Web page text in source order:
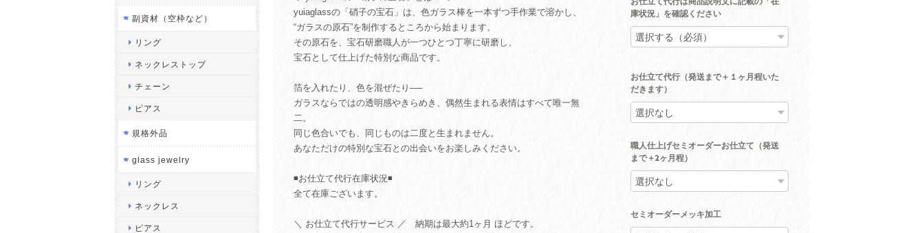
yuiaglassの「硝子の宝石」は、色ガラス棒を一本ずつ手作業で溶かし、
“ガラスの原石”を制作するところから始まります。
その原石を、宝石研磨職人が一つひとつ丁寧に研磨し、
宝石として仕上げた特別な商品です。
箔を入れたり、色を混ぜたり──
ガラスならではの透明感やきらめき、偶然生まれる表情はすべて唯一無
二。
同じ色合いでも、同じものは二度と生まれません。
あなただけの特別な宝石との出会いをお楽しみください。
◾️お仕立て代行在庫状況◾️
全て在庫ございます。
＼ お仕立て代行サービス ／ 納期は最大約1ヶ月 ほどです。
お仕立て代行は商品説明文に記載の「在
庫状況」を確認ください
お仕立て代行（発送まで＋１ヶ月程いた
だきます）
職人仕上げセミオーダーお仕立て（発送
まで＋2ヶ月程）
セミオーダーメッキ加工
副資材（空枠など）
リング
ネックレストップ
チェーン
ピアス
規格外品
glass jewelry
リング
ネックレス
ピアス